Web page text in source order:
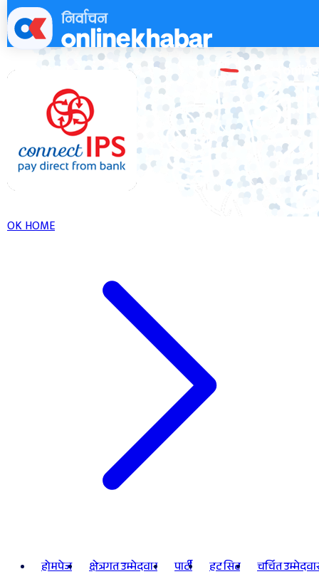
Skip
to
content
OK HOME
होमपेज क्षेत्रगत उम्मेदवार पार्टी हट सिट चर्चित